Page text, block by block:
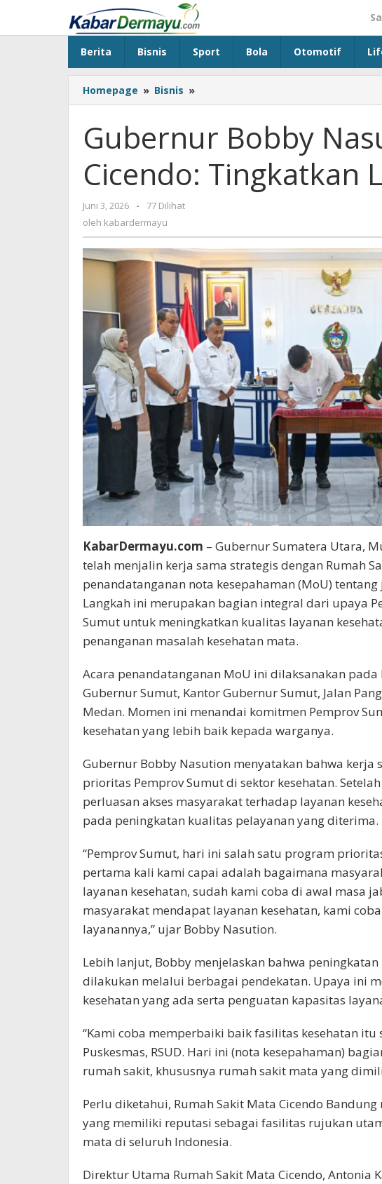
konten
Berita Bisnis Sport Bola Otomotif
Homepage » Bisnis »
Bobby
&
RS
Mata
Cicendo:
Tingkatkan
Gubernur Bobby
Cicendo: Tingkatkan
Juni 3, 2026
oleh
kabardermayu
-
77 Dilihat
oleh kabardermayu
KabarDermayu.com – Gubernur Sumatera Utara,
telah menjalin kerja sama strategis dengan Rumah
penandatanganan nota kesepahaman (MoU)
Langkah ini merupakan bagian integral dari upaya
Sumut untuk meningkatkan kualitas layanan
penanganan masalah kesehatan mata.
Acara penandatanganan MoU ini dilaksanakan pada
Gubernur Sumut, Kantor Gubernur Sumut, Jalan
Medan. Momen ini menandai komitmen Pemprov
kesehatan yang lebih baik kepada warganya.
Gubernur Bobby Nasution menyatakan bahwa kerja
prioritas Pemprov Sumut di sektor kesehatan.
perluasan akses masyarakat terhadap layanan
pada peningkatan kualitas pelayanan yang diterima.
“Pemprov Sumut, hari ini salah satu program
pertama kali kami capai adalah bagaimana
layanan kesehatan, sudah kami coba di awal masa
masyarakat mendapat layanan kesehatan, kami
layanannya,” ujar Bobby Nasution.
Lebih lanjut, Bobby menjelaskan bahwa
dilakukan melalui berbagai pendekatan. Upaya ini
kesehatan yang ada serta penguatan kapasitas
“Kami coba memperbaiki baik fasilitas kesehatan
Puskesmas, RSUD. Hari ini (nota kesepahaman)
rumah sakit, khususnya rumah sakit mata yang
Perlu diketahui, Rumah Sakit Mata Cicendo
yang memiliki reputasi sebagai fasilitas rujukan
mata di seluruh Indonesia.
Direktur Utama Rumah Sakit Mata Cicendo, Antonia